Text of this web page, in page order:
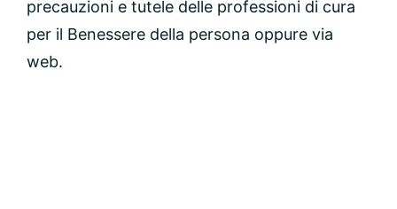
precauzioni e tutele delle professioni di cura
per il Benessere della persona oppure via
web.